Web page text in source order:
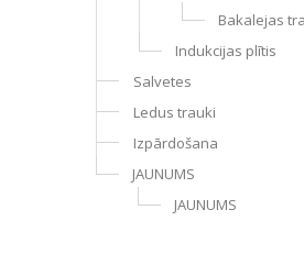
Bakalejas
Indukcijas plītis
Salvetes
Ledus trauki
Izpārdošana
JAUNUMS
JAUNUMS